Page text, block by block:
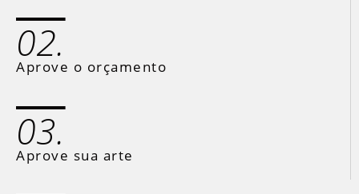
02.
Aprove o orçamento
03.
Aprove sua arte